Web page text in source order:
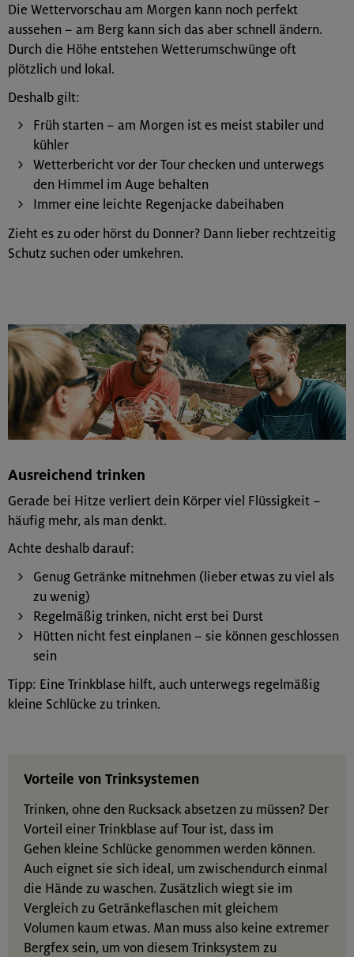
Die Wettervorschau am Morgen kann noch perfekt
aussehen – am Berg kann sich das aber schnell ändern.
Durch die Höhe entstehen Wetterumschwünge oft
plötzlich und lokal.
Deshalb gilt:
Früh starten – am Morgen ist es meist stabiler und
kühler
Wetterbericht vor der Tour checken und unterwegs
den Himmel im Auge behalten
Immer eine leichte Regenjacke dabeihaben
Zieht es zu oder hörst du Donner? Dann lieber rechtzeitig
Schutz suchen oder umkehren.
Ausreichend trinken
Gerade bei Hitze verliert dein Körper viel Flüssigkeit –
häufig mehr, als man denkt.
Achte deshalb darauf:
Genug Getränke mitnehmen (lieber etwas zu viel als
zu wenig)
Regelmäßig trinken, nicht erst bei Durst
Hütten nicht fest einplanen – sie können geschlossen
sein
Tipp: Eine Trinkblase hilft, auch unterwegs regelmäßig
kleine Schlücke zu trinken.
Vorteile von Trinksystemen
Trinken, ohne den Rucksack absetzen zu müssen? Der
Vorteil einer Trinkblase auf Tour ist, dass im
Gehen kleine Schlücke genommen werden können.
Auch eignet sie sich ideal, um zwischendurch einmal
die Hände zu waschen. Zusätzlich wiegt sie im
Vergleich zu Getränkeflaschen mit gleichem
Volumen kaum etwas. Man muss also keine extremer
Bergfex sein, um von diesem Trinksystem zu